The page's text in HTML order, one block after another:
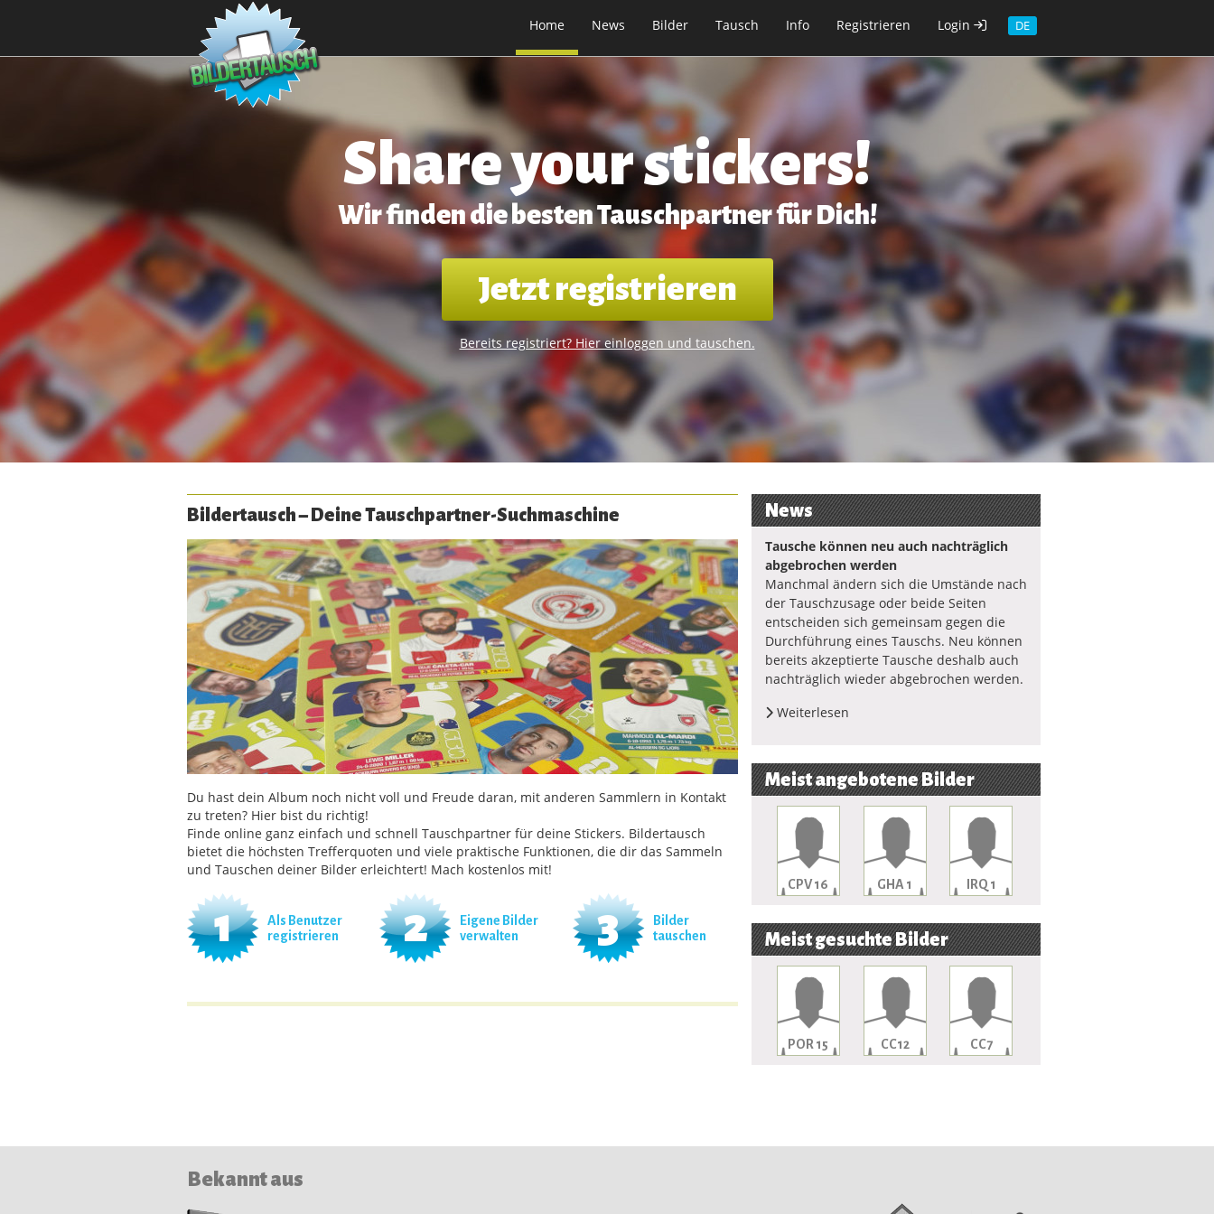
Home News Bilder Tausch Info Registrieren Login DE
Share your stickers!
Wir finden die besten Tauschpartner für Dich!
Jetzt registrieren
Bereits registriert? Hier einloggen und tauschen.
Bildertausch – Deine Tauschpartner-Suchmaschine
Du hast dein Album noch nicht voll und Freude daran, mit anderen Sammlern in Kontakt
zu treten? Hier bist du richtig!
Finde online ganz einfach und schnell Tauschpartner für deine Stickers. Bildertausch
bietet die höchsten Trefferquoten und viele praktische Funktionen, die dir das Sammeln
und Tauschen deiner Bilder erleichtert! Mach kostenlos mit!
1
Als Benutzer
registrieren
2
Eigene Bilder
verwalten
3
Bilder
tauschen
News
Tausche können neu auch nachträglich
abgebrochen werden
Manchmal ändern sich die Umstände nach
der Tauschzusage oder beide Seiten
entscheiden sich gemeinsam gegen die
Durchführung eines Tauschs. Neu können
bereits akzeptierte Tausche deshalb auch
nachträglich wieder abgebrochen werden.
Weiterlesen
Meist angebotene Bilder
CPV 16 GHA 1 IRQ 1
Meist gesuchte Bilder
POR 15 CC12 CC7
Bekannt aus